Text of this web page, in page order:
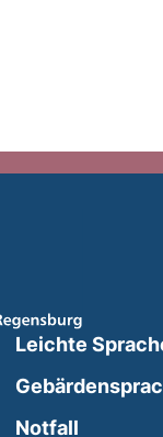
Leichte
Notfall